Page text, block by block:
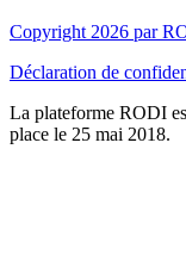
Copyright 2026 par
Déclaration de
La plateforme RODI
place le 25 mai 2018.